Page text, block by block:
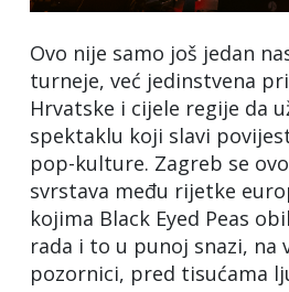
Ovo nije samo još jedan
turneje, već jedinstvena
Hrvatske i cijele regije da
spektaklu koji slavi
pop-kulture. Zagreb se
svrstava među rijetke
kojima Black Eyed Peas
rada i to u punoj snazi, na
pozornici, pred tisućama